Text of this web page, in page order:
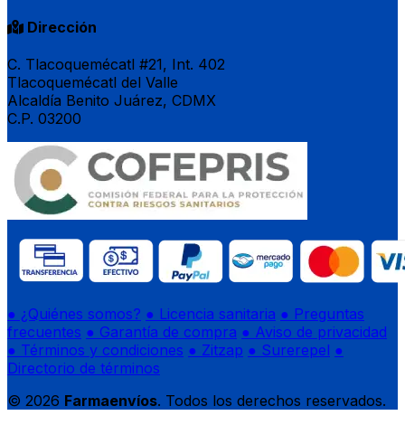
Dirección
C. Tlacoquemécatl #21, Int. 402
Tlacoquemécatl del Valle
Alcaldía Benito Juárez, CDMX
C.P. 03200
● ¿Quiénes somos? ● Licencia sanitaria ● Preguntas
frecuentes ● Garantía de compra ● Aviso de privacidad
● Términos y condiciones ● Zitzap ● Surerepel ●
Directorio de términos
© 2026 Farmaenvíos. Todos los derechos reservados.